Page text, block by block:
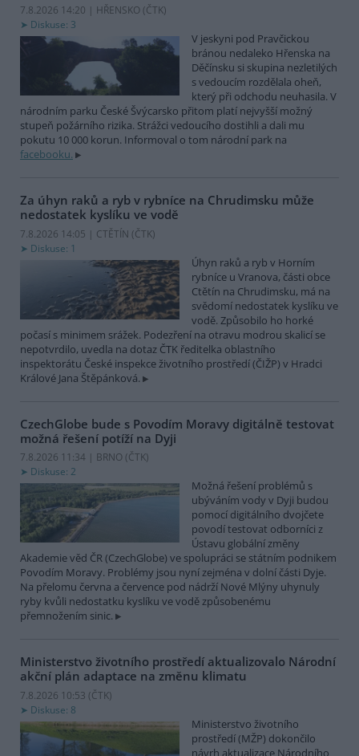
7.8.2026 14:20 | HŘENSKO (ČTK)
Diskuse: 3
V jeskyni pod Pravčickou
bránou nedaleko Hřenska na
Děčínsku si skupina nezletilých
s vedoucím rozdělala oheň,
který při odchodu neuhasila. V
národním parku České Švýcarsko přitom platí nejvyšší možný
stupeň požárního rizika. Strážci vedoucího dostihli a dali mu
pokutu 10 000 korun. Informoval o tom národní park na
facebooku.
Za úhyn raků a ryb v rybníce na Chrudimsku může
nedostatek kyslíku ve vodě
7.8.2026 14:05 | CTĚTÍN (ČTK)
Diskuse: 1
Úhyn raků a ryb v Horním
rybníce u Vranova, části obce
Ctětín na Chrudimsku, má na
svědomí nedostatek kyslíku ve
vodě. Způsobilo ho horké
počasí s minimem srážek. Podezření na otravu modrou skalicí se
nepotvrdilo, uvedla na dotaz ČTK ředitelka oblastního
inspektorátu České inspekce životního prostředí (ČIŽP) v Hradci
Králové Jana Štěpánková.
CzechGlobe bude s Povodím Moravy digitálně testovat
možná řešení potíží na Dyji
7.8.2026 11:34 | BRNO (ČTK)
Diskuse: 2
Možná řešení problémů s
ubýváním vody v Dyji budou
pomocí digitálního dvojčete
povodí testovat odborníci z
Ústavu globální změny
Akademie věd ČR (CzechGlobe) ve spolupráci se státním podnikem
Povodím Moravy. Problémy jsou nyní zejména v dolní části Dyje.
Na přelomu června a července pod nádrží Nové Mlýny uhynuly
ryby kvůli nedostatku kyslíku ve vodě způsobenému
přemnožením sinic.
Ministerstvo životního prostředí aktualizovalo Národní
akční plán adaptace na změnu klimatu
7.8.2026 10:53 (ČTK)
Diskuse: 8
Ministerstvo životního
prostředí (MŽP) dokončilo
návrh aktualizace Národního